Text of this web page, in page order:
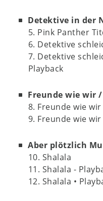
Detektive in der
5. Pink Panther
6. Detektive
7. Detektive
Playback
Freunde wie wir /
8. Freunde wie wir
9. Freunde wie wir
Aber plötzlich
10. Shalala
11. Shalala -
12. Shalala •